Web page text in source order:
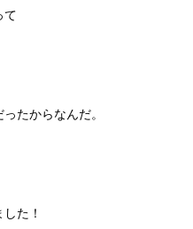
て
たからなんだ。
た！